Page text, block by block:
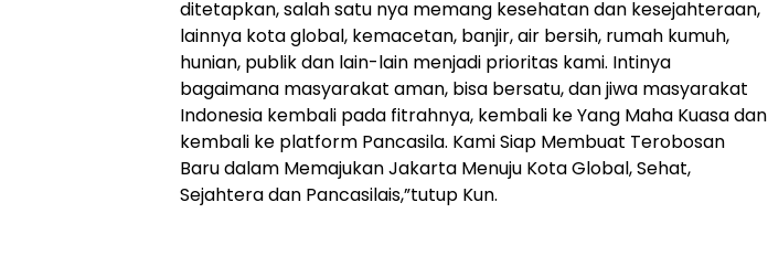
ditetapkan, salah satu nya memang kesehatan dan kesejahteraan,
lainnya kota global, kemacetan, banjir, air bersih, rumah kumuh,
hunian, publik dan lain-lain menjadi prioritas kami. Intinya
bagaimana masyarakat aman, bisa bersatu, dan jiwa masyarakat
Indonesia kembali pada fitrahnya, kembali ke Yang Maha Kuasa dan
kembali ke platform Pancasila. Kami Siap Membuat Terobosan
Baru dalam Memajukan Jakarta Menuju Kota Global, Sehat,
Sejahtera dan Pancasilais,”tutup Kun.